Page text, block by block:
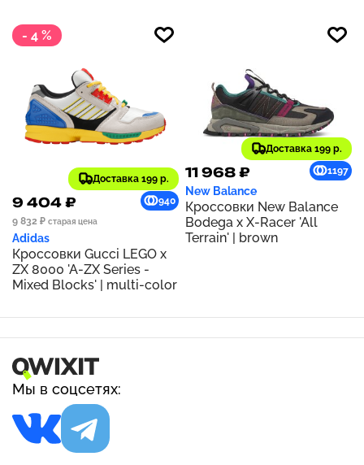
- 4 %
Доставка 199 р.
9 404 ₽
940
9 832 ₽ старая цена
Adidas
Кроссовки Gucci LEGO x
ZX 8000 'A-ZX Series -
Mixed Blocks' | multi-color
Доставка 199 р.
11 968 ₽ 1197
New Balance
Кроссовки New Balance
Bodega x X-Racer 'All
Terrain' | brown
Мы в соцсетях: